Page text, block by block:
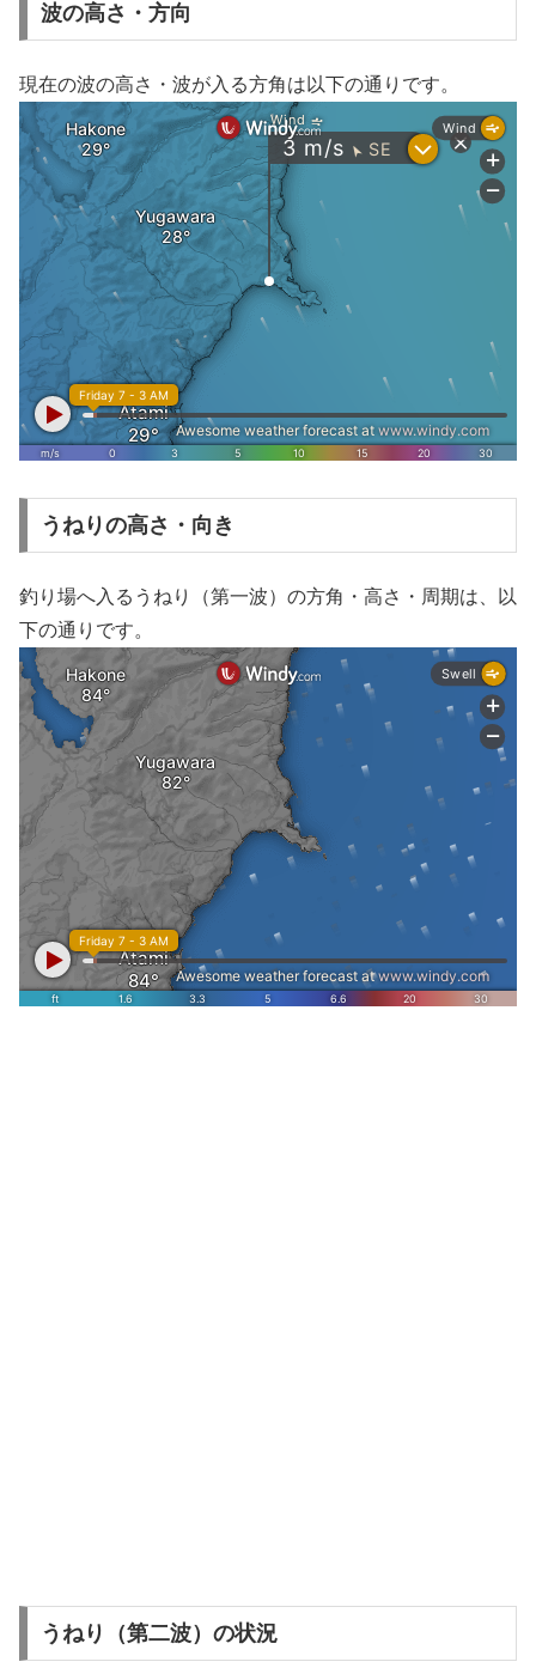
波の高さ・方向
現在の波の高さ・波が入る方角は以下の通りです。
うねりの高さ・向き
釣り場へ入るうねり（第一波）の方角・高さ・周期は、以
下の通りです。
うねり（第二波）の状況